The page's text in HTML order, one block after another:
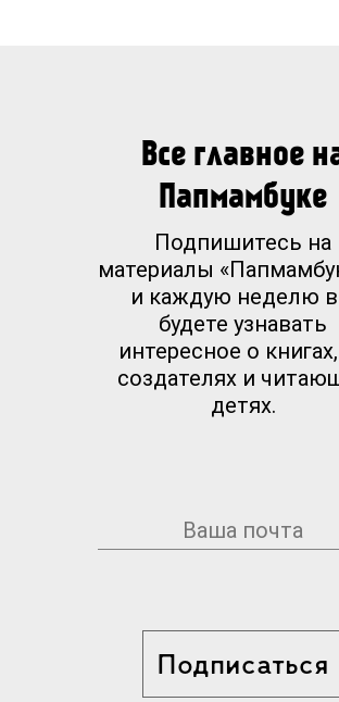
Все главное
Папмамбуке
Подпишитесь на
материалы
и каждую неделю
будете узнавать
интересное о
создателях и
детях.
Подписаться